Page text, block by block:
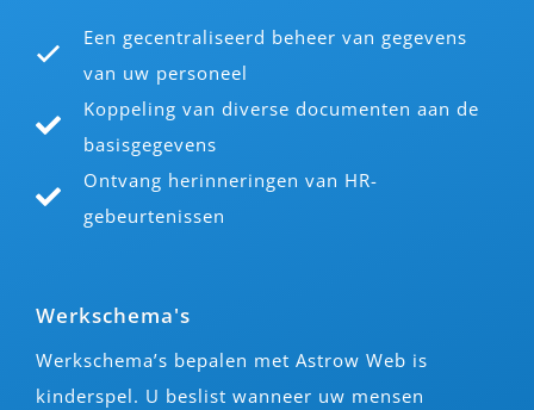
Een gecentraliseerd beheer van gegevens
van uw personeel
Koppeling van diverse documenten aan de
basisgegevens
Ontvang herinneringen van HR-
gebeurtenissen
Werkschema's
Werkschema’s bepalen met Astrow Web is
kinderspel. U beslist wanneer uw mensen